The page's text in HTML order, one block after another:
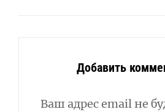
Добавить
Ваш адрес email не